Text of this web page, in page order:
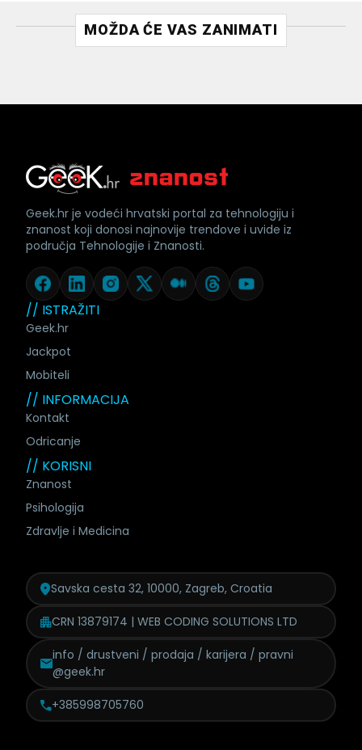
MOŽDA ĆE VAS ZANIMATI
// ISTRAŽITI
Geek.hr
Jackpot
Mobiteli
// INFORMACIJA
Kontakt
Odricanje
// KORISNI
Znanost
Psihologija
Zdravlje i Medicina
Geek.hr je vodeći hrvatski portal za tehnologiju i
znanost koji donosi najnovije trendove i uvide iz
područja Tehnologije i Znanosti.
Savska cesta 32, 10000, Zagreb, Croatia
CRN 13879174 | WEB CODING SOLUTIONS LTD
info / drustveni / prodaja / karijera / pravni
@geek.hr
+385998705760